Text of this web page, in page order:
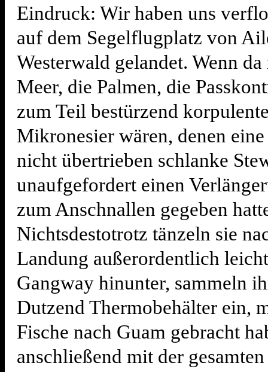
Eindruck: Wir haben uns
auf dem Segelflugplatz von
Westerwald gelandet. Wenn
Meer, die Palmen, die
zum Teil bestürzend
Mikronesier wären, denen
nicht übertrieben schlanke
unaufgefordert einen
zum Anschnallen gegeben
Nichtsdestotrotz tänzeln sie
Landung außerordentlich
Gangway hinunter, sammeln
Dutzend Thermobehälter ein,
Fische nach Guam gebracht
anschließend mit der